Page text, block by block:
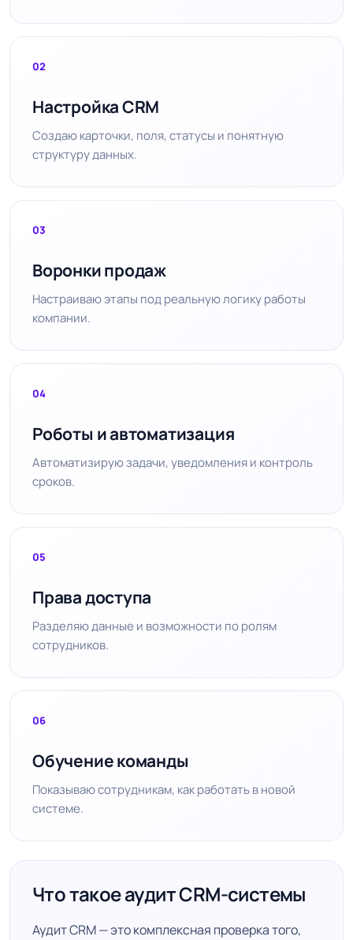
02
Настройка CRM
Создаю карточки, поля, статусы и понятную
структуру данных.
03
Воронки продаж
Настраиваю этапы под реальную логику работы
компании.
04
Роботы и автоматизация
Автоматизирую задачи, уведомления и контроль
сроков.
05
Права доступа
Разделяю данные и возможности по ролям
сотрудников.
06
Обучение команды
Показываю сотрудникам, как работать в новой
системе.
Что такое аудит CRM-системы
Аудит CRM — это комплексная проверка того,